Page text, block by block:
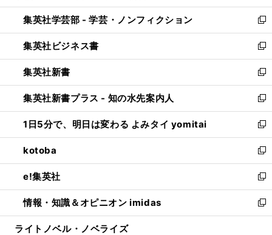
開
く
ウ
で
開
く
ン
ド
ウ
で
開
く
ウ
ィ
ン
ド
ウ
で
開
く
集英社学芸部 - 学芸・ノンフィクション
新
し
い
ウ
ィ
ン
ド
ウ
で
開
く
集英社ビジネス書
新
し
い
ウ
ィ
ン
ド
ウ
で
開
く
集英社新書
新
し
い
ウ
ィ
ン
ド
ウ
で
開
く
集英社新書プラス - 知の水先案内人
新
し
い
ウ
ィ
ン
ド
ウ
で
開
1日5分で、明日は変わる よみタイ yomitai
新
し
い
ウ
ィ
ン
ド
ウ
kotoba
新
し
い
ウ
ィ
ン
e!集英社
新
し
い
ウ
情報・知識＆オピニオン imidas
新
し
ライトノベル・ノベライズ